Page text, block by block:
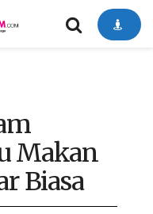
Makan
Biasa